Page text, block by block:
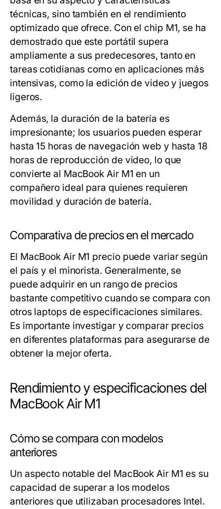
técnicas, sino también en el rendimiento
optimizado que ofrece. Con el chip M1, se ha
demostrado que este portátil supera
ampliamente a sus predecesores, tanto en
tareas cotidianas como en aplicaciones más
intensivas, como la edición de video y juegos
ligeros.
Además, la duración de la batería es
impresionante; los usuarios pueden esperar
hasta 15 horas de navegación web y hasta 18
horas de reproducción de video, lo que
convierte al MacBook Air M1 en un
compañero ideal para quienes requieren
movilidad y duración de batería.
Comparativa de precios en el mercado
El MacBook Air M1 precio puede variar según
el país y el minorista. Generalmente, se
puede adquirir en un rango de precios
bastante competitivo cuando se compara con
otros laptops de especificaciones similares.
Es importante investigar y comparar precios
en diferentes plataformas para asegurarse de
obtener la mejor oferta.
Rendimiento y especificaciones del
MacBook Air M1
Cómo se compara con modelos
anteriores
Un aspecto notable del MacBook Air M1 es su
capacidad de superar a los modelos
anteriores que utilizaban procesadores Intel.